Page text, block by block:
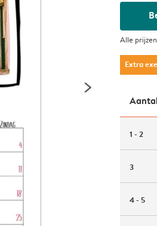
Alle
Extra
Aantal
1 - 2
3
4 - 5